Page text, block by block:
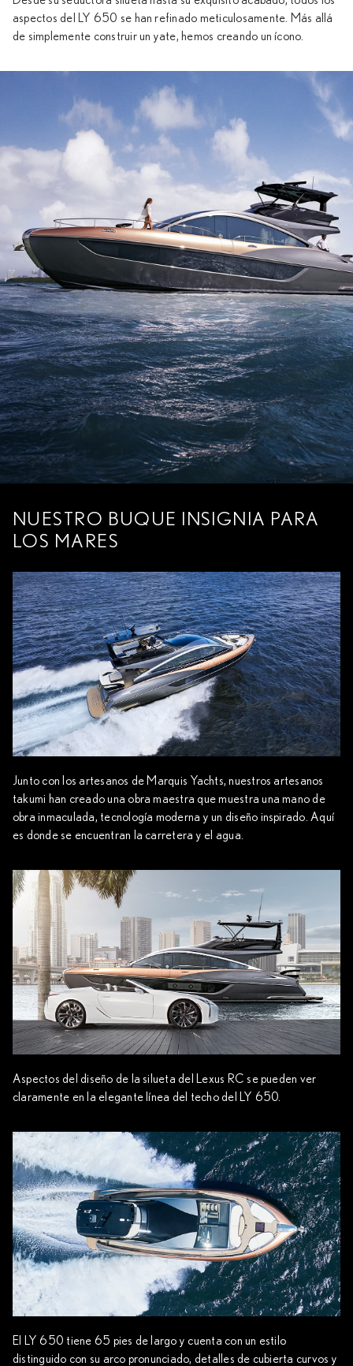
aspectos del LY 650 se han refinado meticulosamente. Más allá
de simplemente construir un yate, hemos creando un ícono.
NUESTRO BUQUE INSIGNIA PARA
LOS MARES
Junto con los artesanos de Marquis Yachts, nuestros artesanos
takumi han creado una obra maestra que muestra una mano de
obra inmaculada, tecnología moderna y un diseño inspirado. Aquí
es donde se encuentran la carretera y el agua.
Aspectos del diseño de la silueta del Lexus RC se pueden ver
claramente en la elegante línea del techo del LY 650.
El LY 650 tiene 65 pies de largo y cuenta con un estilo
distinguido con su arco pronunciado, detalles de cubierta curvos y